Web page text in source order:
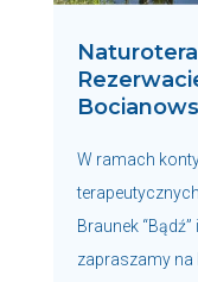
W ramach
Braunek
zapraszamy na